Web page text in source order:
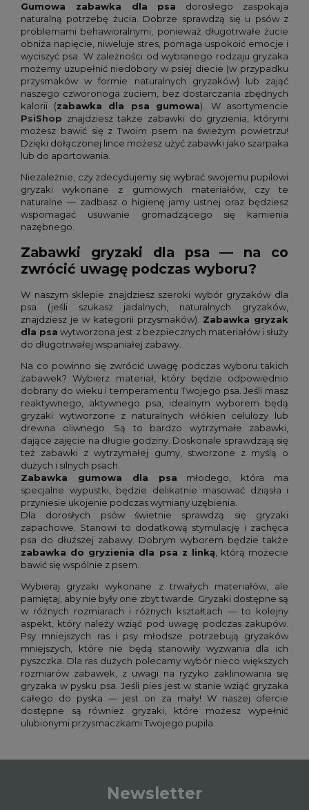
Gumowa zabawka dla psa dorosłego zaspokaja
naturalną potrzebę żucia. Dobrze sprawdzą się u psów z
problemami behawioralnymi, ponieważ długotrwałe żucie
obniża napięcie, niweluje stres, pomaga uspokoić emocje i
wyciszyć psa. W zależności od wybranego rodzaju gryzaka
możemy uzupełnić niedobory w psiej diecie (w przypadku
przysmaków w formie naturalnych gryzaków) lub zająć
naszego czworonoga żuciem, bez dostarczania zbędnych
kalorii (zabawka dla psa gumowa). W asortymencie
PsiShop znajdziesz także zabawki do gryzienia, którymi
możesz bawić się z Twoim psem na świeżym powietrzu!
Dzięki dołączonej lince możesz użyć zabawki jako szarpaka
lub do aportowania.
Niezależnie, czy zdecydujemy się wybrać swojemu pupilowi
gryzaki wykonane z gumowych materiałów, czy te
naturalne — zadbasz o higienę jamy ustnej oraz będziesz
wspomagać usuwanie gromadzącego się kamienia
nazębnego.
Zabawki gryzaki dla psa — na co
zwrócić uwagę podczas wyboru?
W naszym sklepie znajdziesz szeroki wybór gryzaków dla
psa (jeśli szukasz jadalnych, naturalnych gryzaków,
znajdziesz je w kategorii przysmaków). Zabawka gryzak
dla psa wytworzona jest z bezpiecznych materiałów i służy
do długotrwałej wspaniałej zabawy.
Na co powinno się zwrócić uwagę podczas wyboru takich
zabawek? Wybierz materiał, który będzie odpowiednio
dobrany do wieku i temperamentu Twojego psa. Jeśli masz
reaktywnego, aktywnego psa, idealnym wyborem będą
gryzaki wytworzone z naturalnych włókien celulozy lub
drewna oliwnego. Są to bardzo wytrzymałe zabawki,
dające zajęcie na długie godziny. Doskonale sprawdzają się
też zabawki z wytrzymałej gumy, stworzone z myślą o
dużych i silnych psach.
Zabawka gumowa dla psa młodego, która ma
specjalne wypustki, będzie delikatnie masować dziąsła i
przyniesie ukojenie podczas wymiany uzębienia.
Dla dorosłych psów świetnie sprawdzą się gryzaki
zapachowe. Stanowi to dodatkową stymulację i zachęca
psa do dłuższej zabawy. Dobrym wyborem będzie także
zabawka do gryzienia dla psa z linką, którą możecie
bawić się wspólnie z psem.
Wybieraj gryzaki wykonane z trwałych materiałów, ale
pamiętaj, aby nie były one zbyt twarde. Gryzaki dostępne są
w różnych rozmiarach i różnych kształtach — to kolejny
aspekt, który należy wziąć pod uwagę podczas zakupów.
Psy mniejszych ras i psy młodsze potrzebują gryzaków
mniejszych, które nie będą stanowiły wyzwania dla ich
pyszczka. Dla ras dużych polecamy wybór nieco większych
rozmiarów zabawek, z uwagi na ryzyko zaklinowania się
gryzaka w pysku psa. Jeśli pies jest w stanie wziąć gryzaka
całego do pyska — jest on za mały! W naszej ofercie
dostępne są również gryzaki, które możesz wypełnić
ulubionymi przysmaczkami Twojego pupila.
Newsletter